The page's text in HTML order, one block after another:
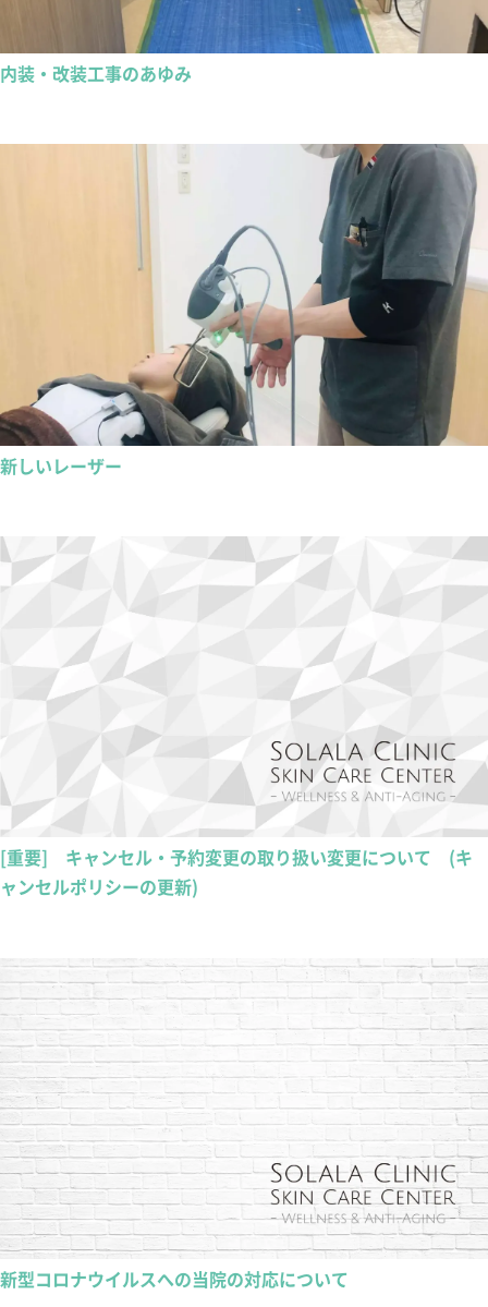
内装・改装工事のあゆみ
新しいレーザー
[重要] キャンセル・予約変更の取り扱い変更について (キ
ャンセルポリシーの更新)
新型コロナウイルスへの当院の対応について